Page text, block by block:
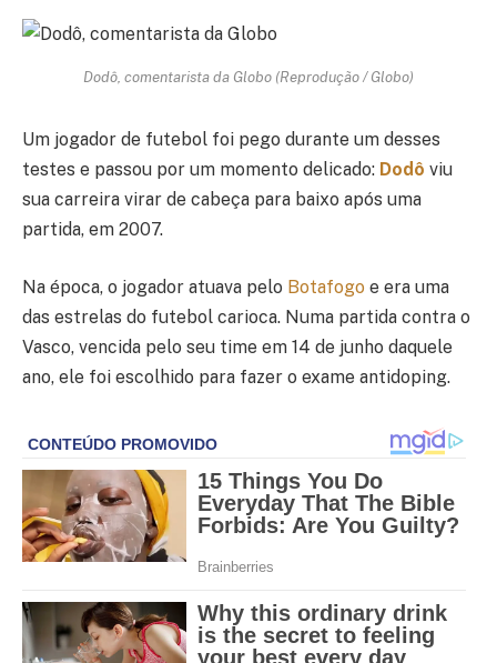
Dodô, comentarista da Globo (Reprodução / Globo)
Um jogador de futebol foi pego durante um desses
testes e passou por um momento delicado: Dodô viu
sua carreira virar de cabeça para baixo após uma
partida, em 2007.
Na época, o jogador atuava pelo Botafogo e era uma
das estrelas do futebol carioca. Numa partida contra o
Vasco, vencida pelo seu time em 14 de junho daquele
ano, ele foi escolhido para fazer o exame antidoping.